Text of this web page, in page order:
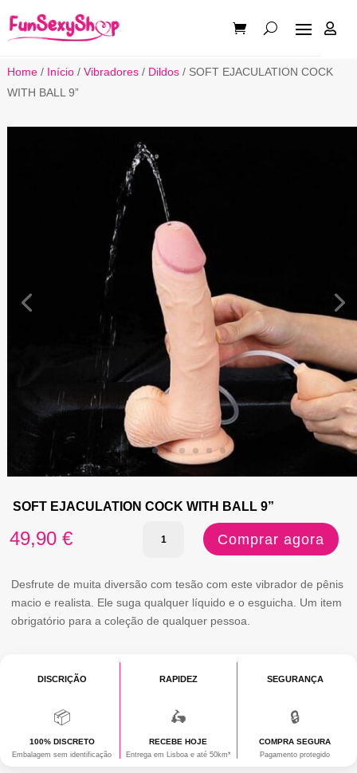

Home/ Início/ Vibradores/ Dildos/ SOFT EJACULATION COCK
WITH BALL 9”
SOFT EJACULATION COCK WITH BALL 9”
49,90 €
Quantidade
SOFT
EJACULATION
BALL
Comprar agora
Desfrute de muita diversão com tesão com este vibrador de pênis
macio e realista. Ele suga qualquer líquido e o esguicha. Um item
obrigatório para a coleção de qualquer pessoa.
DISCRIÇÃO
📦
100% DISCRETO
Embalagem sem identificação
RAPIDEZ
🛵
RECEBE HOJE
Entrega em Lisboa e até 50km*
SEGURANÇA
🔒
COMPRA SEGURA
Pagamento protegido